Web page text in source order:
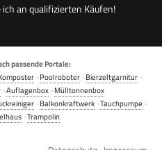
an qualifizierten Käufen!
passende Portale:
·Poolroboter·Bierzeltgarnitur·
·Auflagenbox·Mülltonnenbox
·Balkonkraftwerk·Tauchpumpe ·
·Trampolin